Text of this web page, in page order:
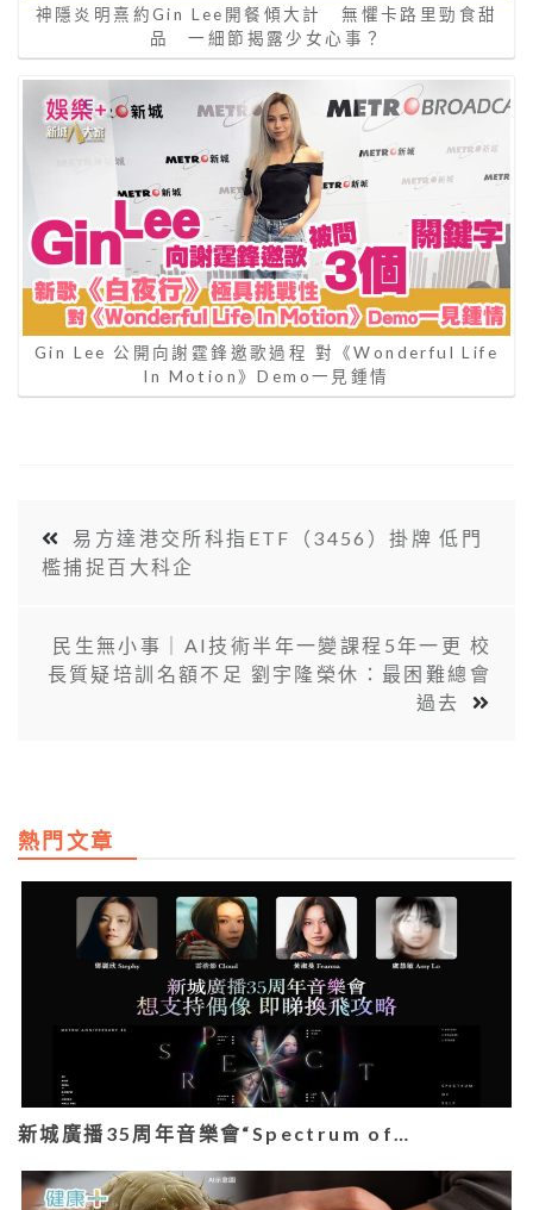
神隱炎明熹約Gin Lee開餐傾大計 無懼卡路里勁食甜
品 一細節揭露少女心事？
Gin Lee 公開向謝霆鋒邀歌過程 對《Wonderful Life
In Motion》Demo一見鍾情
易方達港交所科指ETF（3456）掛牌 低門
檻捕捉百大科企
民生無小事｜AI技術半年一變課程5年一更 校
長質疑培訓名額不足 劉宇隆榮休：最困難總會
過去
熱門文章
新城廣播35周年音樂會“Spectrum of…